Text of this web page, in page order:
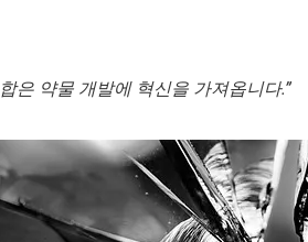
은 약물 개발에 혁신을 가져옵니다.”